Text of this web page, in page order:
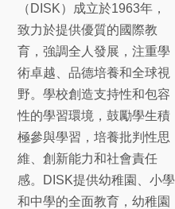
（DISK）成立於1963年，
致力於提供優質的國際教
育，強調全人發展，注重學
術卓越、品德培養和全球視
野。學校創造支持性和包容
性的學習環境，鼓勵學生積
極參與學習，培養批判性思
維、創新能力和社會責任
感。DISK提供幼稚園、小學
和中學的全面教育，幼稚園